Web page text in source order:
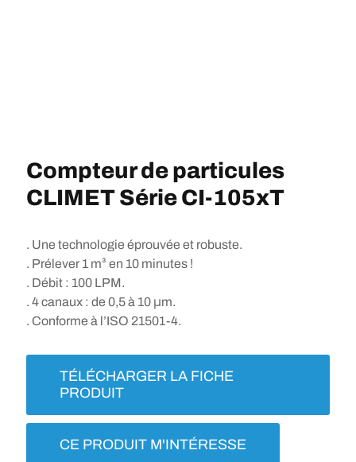
Compteur de particules
CLIMET Série CI-105xT
. Une technologie éprouvée et robuste.
. Prélever 1 m³ en 10 minutes !
. Débit : 100 LPM.
. 4 canaux : de 0,5 à 10 μm.
. Conforme à l’ISO 21501-4.
TÉLÉCHARGER LA FICHE
PRODUIT
CE PRODUIT M'INTÉRESSE